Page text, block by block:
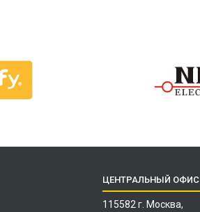
ЦЕНТРАЛЬНЫЙ ОФИС
115582 г. Москва,